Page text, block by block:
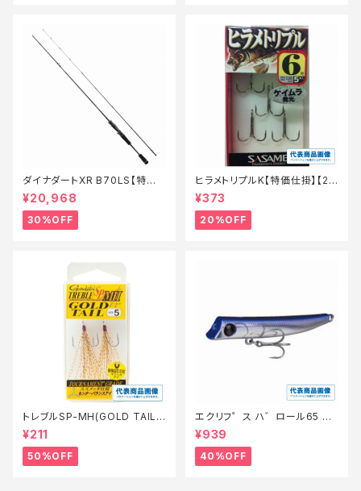
ダイナダートXR B70LS【特価
ロッド】【30】
¥20,968
30%OFF
ヒラメトリプルK【特価仕掛】【2
0】
¥373
20%OFF
トレブルSP-MH(GOLD TAIL)
8【特価仕掛】【50】
¥211
50%OFF
エクリフ゜ス ハ゛ロール65 #0
10 ク゛ローホ゛ラ【特価ルア
ー】【40】
¥939
40%OFF